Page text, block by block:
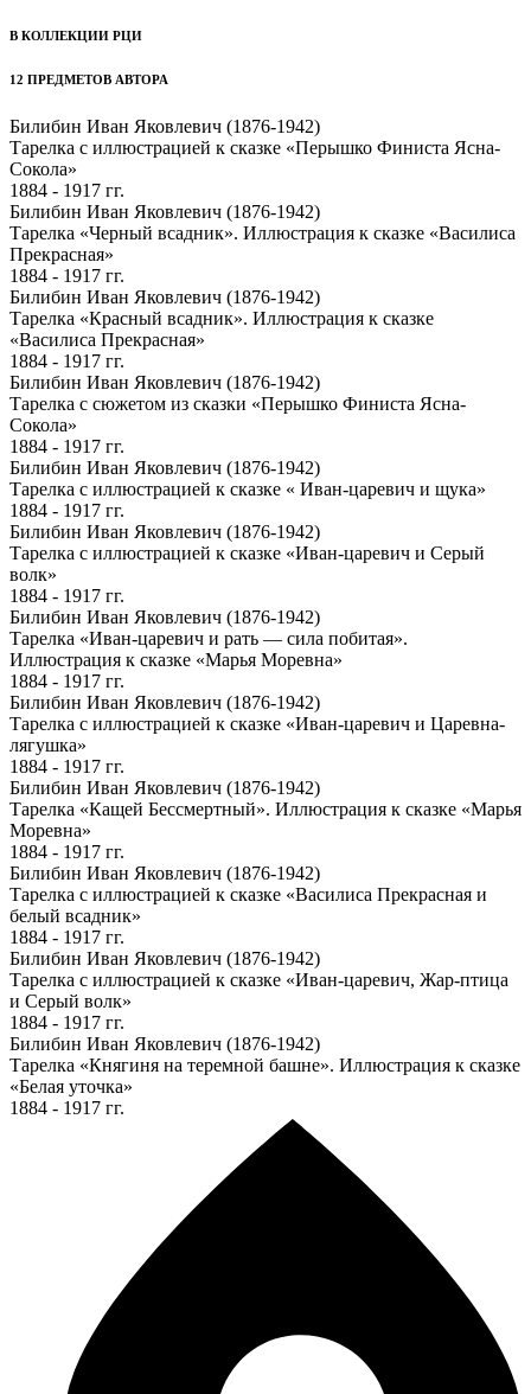
В КОЛЛЕКЦИИ РЦИ
12 ПРЕДМЕТОВ АВТОРА
Билибин Иван Яковлевич (1876-1942)
Тарелка c иллюстрацией к сказке «Перышко Финиста Ясна-
Сокола»
1884 - 1917 гг.
Билибин Иван Яковлевич (1876-1942)
Тарелка «Черный всадник». Иллюстрация к сказке «Василиса
Прекрасная»
1884 - 1917 гг.
Билибин Иван Яковлевич (1876-1942)
Тарелка «Красный всадник». Иллюстрация к сказке
«Василиса Прекрасная»
1884 - 1917 гг.
Билибин Иван Яковлевич (1876-1942)
Тарелка с сюжетом из сказки «Перышко Финиста Ясна-
Сокола»
1884 - 1917 гг.
Билибин Иван Яковлевич (1876-1942)
Тарелка с иллюстрацией к сказке « Иван-царевич и щука»
1884 - 1917 гг.
Билибин Иван Яковлевич (1876-1942)
Тарелка с иллюстрацией к сказке «Иван-царевич и Серый
волк»
1884 - 1917 гг.
Билибин Иван Яковлевич (1876-1942)
Тарелка «Иван-царевич и рать — сила побитая».
Иллюстрация к сказке «Марья Моревна»
1884 - 1917 гг.
Билибин Иван Яковлевич (1876-1942)
Тарелка с иллюстрацией к сказке «Иван-царевич и Царевна-
лягушка»
1884 - 1917 гг.
Билибин Иван Яковлевич (1876-1942)
Тарелка «Кащей Бессмертный». Иллюстрация к сказке «Марья
Моревна»
1884 - 1917 гг.
Билибин Иван Яковлевич (1876-1942)
Тарелка c иллюстрацией к сказке «Василиса Прекрасная и
белый всадник»
1884 - 1917 гг.
Билибин Иван Яковлевич (1876-1942)
Тарелка c иллюстрацией к сказке «Иван-царевич, Жар-птица
и Серый волк»
1884 - 1917 гг.
Билибин Иван Яковлевич (1876-1942)
Тарелка «Княгиня на теремной башне». Иллюстрация к сказке
«Белая уточка»
1884 - 1917 гг.